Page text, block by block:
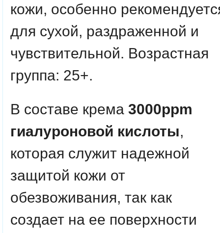
кожи, особенно
для сухой, раздраженной и
чувствительной. Возрастная
группа: 25+.
В составе крема 3000ppm
гиалуроновой кислоты,
которая служит надежной
защитой кожи от
обезвоживания, так как
создает на ее поверхности